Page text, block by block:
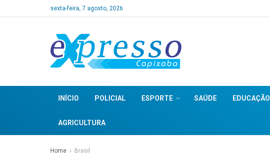
sexta-feira, 7 agosto, 2026
INÍCIO POLICIAL ESPORTE SAÚDE EDUCAÇÃO
AGRICULTURA
Home Brasil